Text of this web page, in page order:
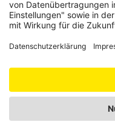
Zur Anzeige der Karte von
wir Ihre Einwilligung.
Detaillierte Informationen über
Datenschutzerklärungund den